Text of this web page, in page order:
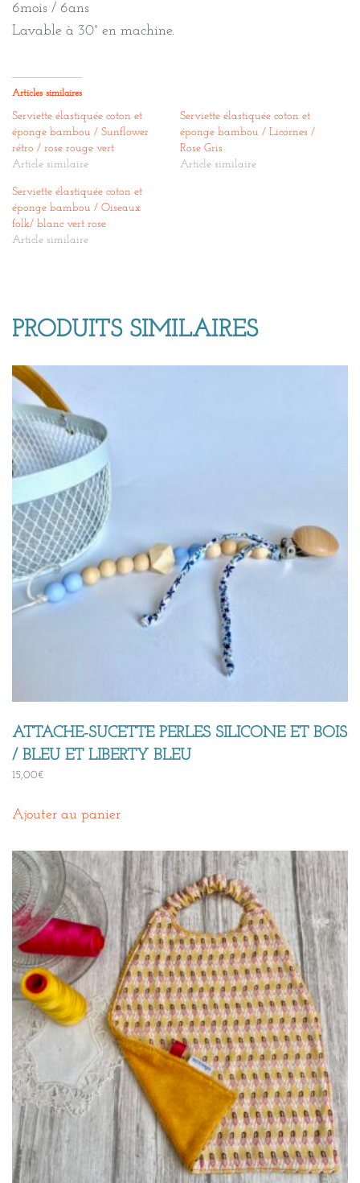
6mois / 6ans
Lavable à 30° en machine.
Articles similaires
Serviette élastiquée coton et
éponge bambou / Sunflower
rétro / rose rouge vert
Article similaire
Serviette élastiquée coton et
éponge bambou / Licornes /
Rose Gris
Article similaire
Serviette élastiquée coton et
éponge bambou / Oiseaux
folk/ blanc vert rose
Article similaire
PRODUITS SIMILAIRES
ATTACHE-SUCETTE PERLES SILICONE ET BOIS
/ BLEU ET LIBERTY BLEU
15,00€
Ajouter au panier